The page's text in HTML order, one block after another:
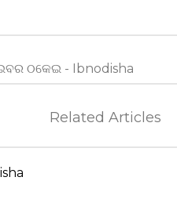
ଠକେଇ - Ibnodisha
Related Articles